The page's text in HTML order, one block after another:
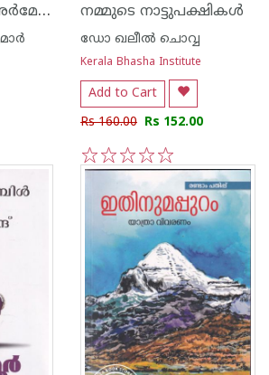
മലേഷ്യ മുതല്‍ അര്‍മേനിയ വരെ നമ്മുടെ നാട്ടുപക്ഷികള്‍
ഡോ ഖലീല്‍ ചൊവ്വ
Kerala Bhasha Institute
Add to Cart
Rs 160.00 Rs 152.00
5
4
3
2
1